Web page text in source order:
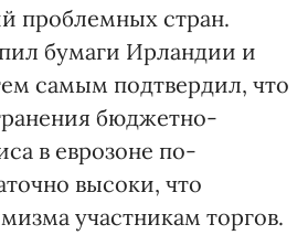
проблемных стран.
бумаги Ирландии и
самым подтвердил, что
бюджетно-
в еврозоне по-
высоки, что
участникам торгов.